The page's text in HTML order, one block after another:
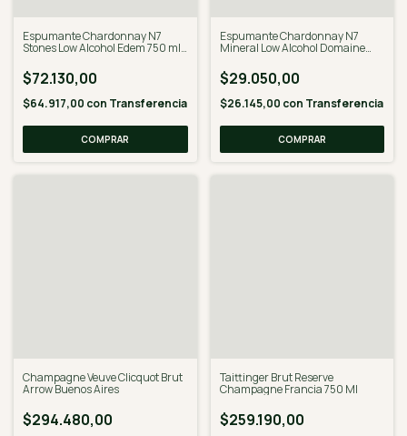
Espumante Chardonnay N7
Stones Low Alcohol Edem 750 ml
$72.130,00
$64.917,00 con Transferencia
Espumante Chardonnay N7
Mineral Low Alcohol Domaine
$29.050,00
$26.145,00 con Transferencia
Champagne Veuve Clicquot Brut
Arrow Buenos Aires
$294.480,00
Taittinger Brut Reserve
Champagne Francia 750 Ml
$259.190,00